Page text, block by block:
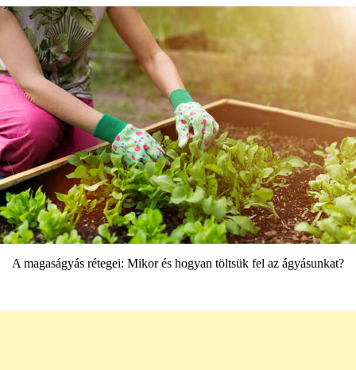
A magaságyás rétegei: Mikor és hogyan töltsük fel az ágyásunkat?